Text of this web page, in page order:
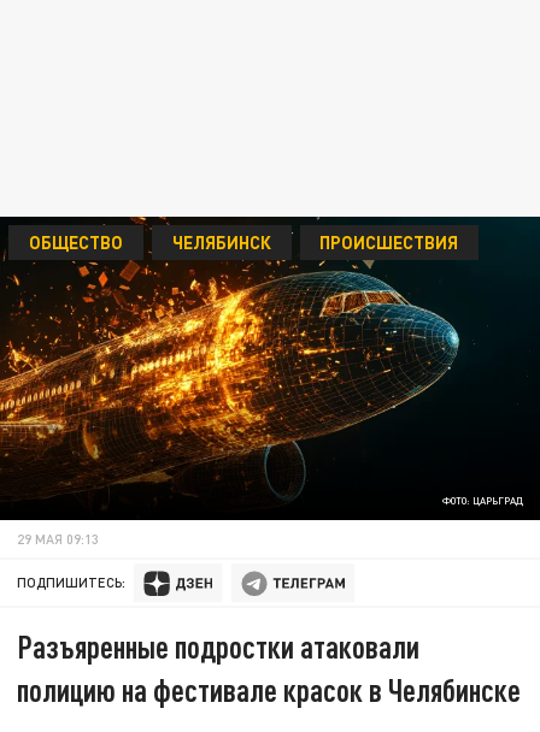
ФОТО: ЦАРЬГРАД
ОБЩЕСТВО ЧЕЛЯБИНСК ПРОИСШЕСТВИЯ
29 МАЯ 09:13
ПОДПИШИТЕСЬ:
Разъяренные подростки атаковали
полицию на фестивале красок в Челябинске